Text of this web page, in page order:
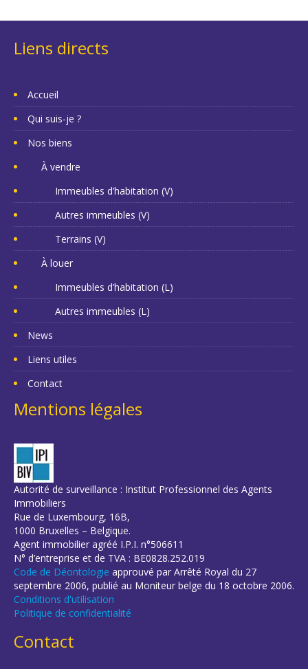
Liens directs
Accueil
Qui suis-je ?
Nos biens
À vendre
Immeubles d’habitation (V)
Autres immeubles (V)
Terrains (V)
À louer
Immeubles d’habitation (L)
Autres immeubles (L)
News
Liens utiles
Contact
Mentions légales
Autorité de surveillance : Institut Professionnel des Agents
Immobiliers
Rue de Luxembourg, 16B,
1000 Bruxelles – Belgique.
Agent immobilier agréé I.P.I. n°506611
N° d’entreprise et de TVA : BE0828.252.019
Code de Déontologie approuvé par Arrêté Royal du 27
septembre 2006, publié au Moniteur belge du 18 octobre 2006.
Conditions d'utilisation
Politique de confidentialité
Contact